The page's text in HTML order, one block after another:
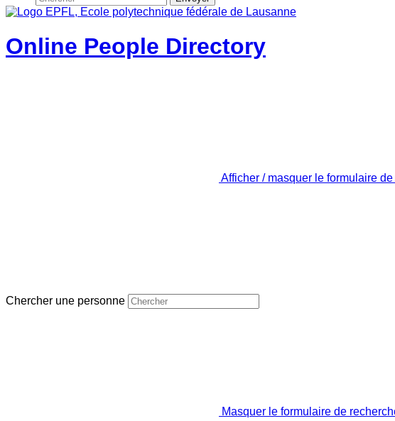
Online People Directory
Afficher / masquer le formulaire
Chercher une personne
Masquer le formulaire de